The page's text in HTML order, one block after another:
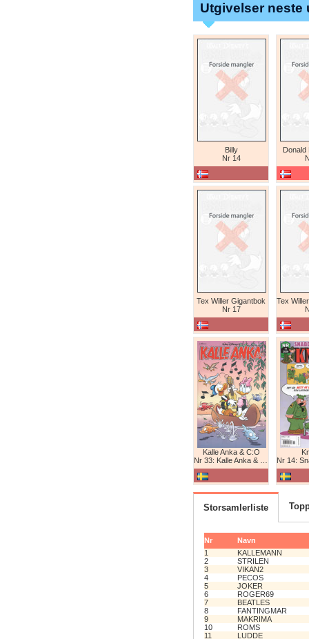
Utgivelser neste
Billy
Nr 14
Donald
Tex Willer Gigantbok
Nr 17
Kalle Anka & C:O
Nr 33: Kalle Anka & C:O
Nr 14:
Storsamlerliste
Nr
Navn
1
KALLEMANN
2
STRILEN
3
VIKAN2
4
PECOS
5
JOKER
6
ROGER69
7
BEATLES
8
FANTINGMAR
9
MAKRIMA
10
ROMS
11
LUDDE